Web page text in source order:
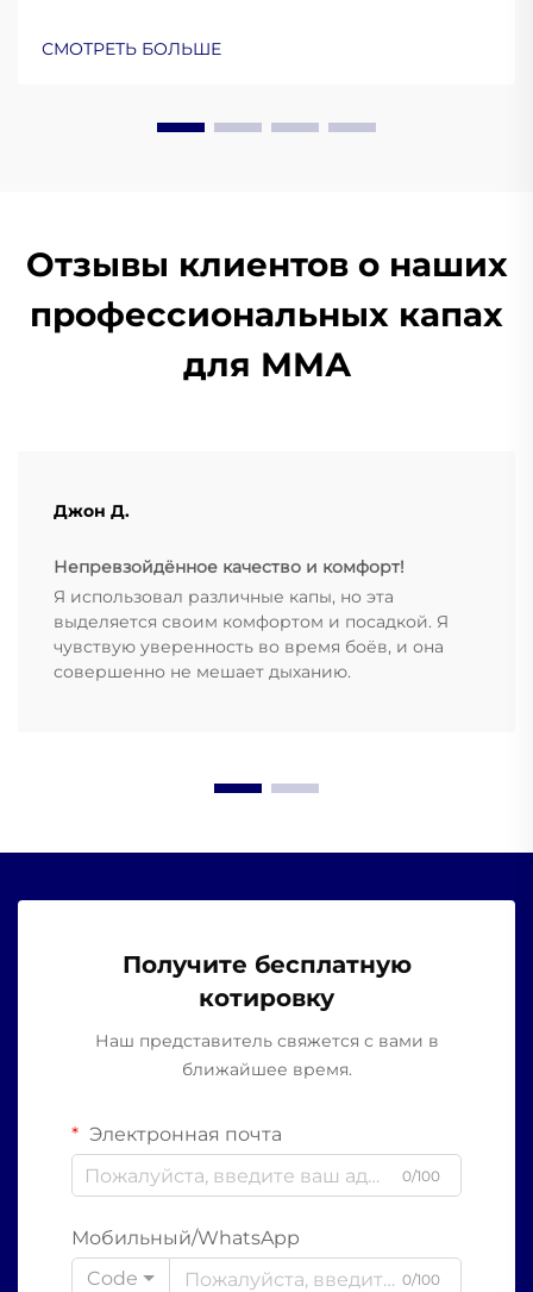
улучшают эксплуатационные характеристики.
СМОТРЕТЬ БОЛЬШЕ
Отзывы клиентов о наших
профессиональных капах
для ММА
Джон Д.
Непревзойдённое качество и комфорт!
Я использовал различные капы, но эта
выделяется своим комфортом и посадкой. Я
чувствую уверенность во время боёв, и она
совершенно не мешает дыханию.
Получите бесплатную
котировку
Наш представитель свяжется с вами в
ближайшее время.
Электронная почта
0/100
Мобильный/WhatsApp
Code
0/100